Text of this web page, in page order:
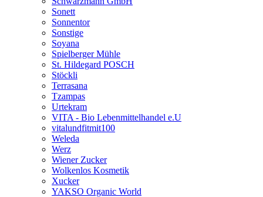
Sonett
Sonnentor
Sonstige
Soyana
Spielberger Mühle
St. Hildegard POSCH
Stöckli
Terrasana
Tzampas
Urtekram
VITA - Bio Lebenmittelhandel e.U
vitalundfitmit100
Weleda
Werz
Wiener Zucker
Wolkenlos Kosmetik
Xucker
YAKSO Organic World